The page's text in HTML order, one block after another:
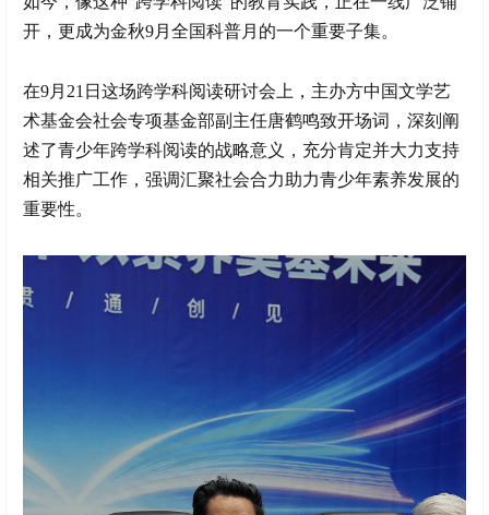
开，更成为金秋9月全国科普月的一个重要子集。
在9月21日这场跨学科阅读研讨会上，主办方中国文学艺
术基金会社会专项基金部副主任唐鹤鸣致开场词，深刻阐
述了青少年跨学科阅读的战略意义，充分肯定并大力支持
相关推广工作，强调汇聚社会合力助力青少年素养发展的
重要性。